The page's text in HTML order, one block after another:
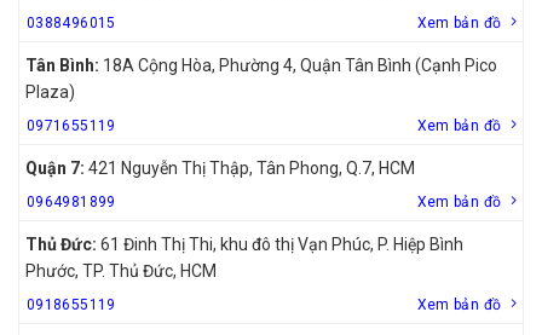
0388496015 Xem bản đồ
Tân Bình: 18A Cộng Hòa, Phường 4, Quận Tân Bình (Cạnh Pico
Plaza)
0971655119 Xem bản đồ
Quận 7: 421 Nguyễn Thị Thập, Tân Phong, Q.7, HCM
0964981899 Xem bản đồ
Thủ Đức: 61 Đinh Thị Thi, khu đô thị Vạn Phúc, P. Hiệp Bình
Phước, TP. Thủ Đức, HCM
0918655119 Xem bản đồ